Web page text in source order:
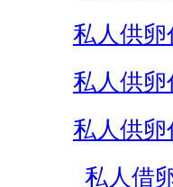
私人供卵
私人供卵
私人供卵
私人借